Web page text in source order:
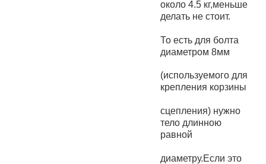
около 4.5 кг,меньше
делать не стоит.
То есть для болта
диаметром 8мм
(используемого для
крепления корзины
сцепления) нужно
тело длинною
равной
диаметру.Если это